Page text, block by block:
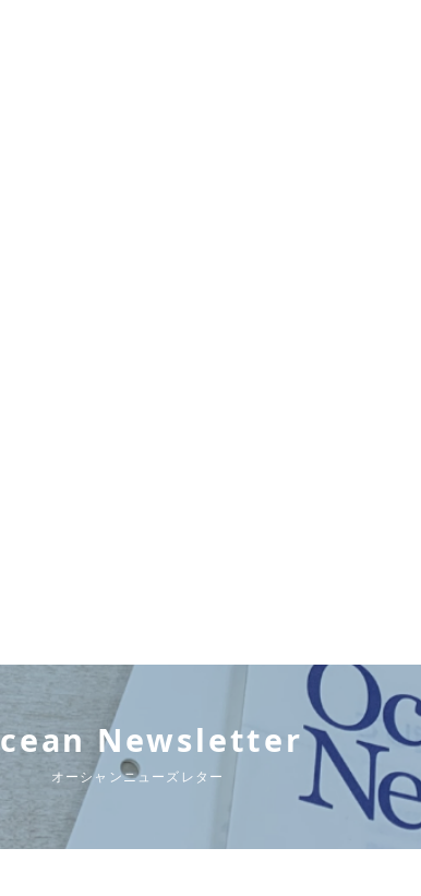
Newsletter
オーシャンニューズレター